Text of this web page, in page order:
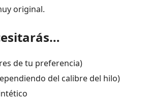
original.
de tu preferencia)
del calibre del hilo)